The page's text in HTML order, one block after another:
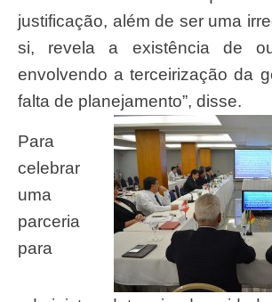
justificação, além de ser uma
si, revela a existência de
envolvendo a terceirização da
falta de planejamento”, disse.
Para
celebrar
uma
parceria
para